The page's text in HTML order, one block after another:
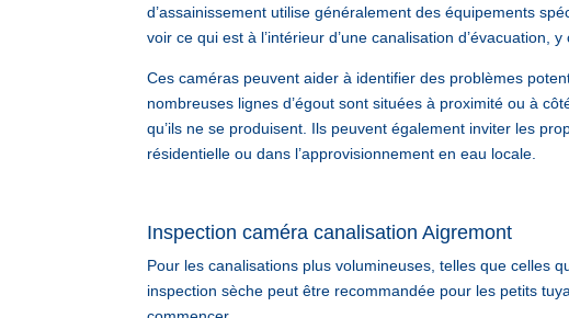
d’assainissement utilise généralement des équipements
voir ce qui est à l’intérieur d’une canalisation
Ces caméras peuvent aider à identifier des problèmes
nombreuses lignes d’égout sont situées à proximité ou à
qu’ils ne se produisent. Ils peuvent également inviter les
résidentielle ou dans l’approvisionnement en eau locale.
Inspection caméra canalisation Aigremont
Pour les canalisations plus volumineuses, telles que celles
inspection sèche peut être recommandée pour les petits